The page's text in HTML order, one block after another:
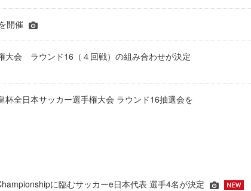
開催
大会 ラウンド16（４回戦）の組み合わせが決定
全日本サッカー選手権大会 ラウンド16抽選会を
に臨むサッカーe日本代表 選手4名が決定